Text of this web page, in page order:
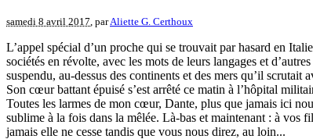
samedi 8 avril 2017 , parAliette G. Certhoux
L’appel spécial d’un proche qui se trouvait par hasard en
sociétés en révolte, avec les mots de leurs langages et
suspendu, au-dessus des continents et des mers qu’il
Son cœur battant épuisé s’est arrêté ce matin à l’hôpital
Toutes les larmes de mon cœur, Dante, plus que jamais ici
sublime à la fois dans la mêlée. Là-bas et maintenant : à vos
jamais elle ne cesse tandis que vous nous direz, au loin...